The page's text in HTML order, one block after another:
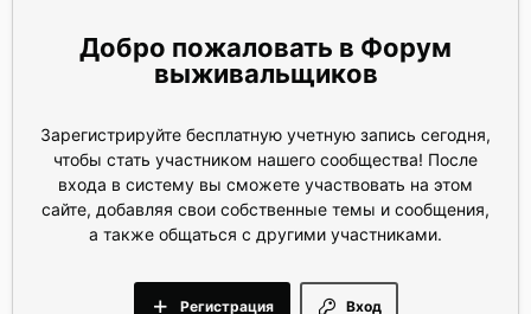
Форум
выживальщиков
Зарегистрируйте бесплатную учетную запись сегодня,
чтобы стать участником нашего сообщества! После
входа в систему вы сможете участвовать на этом
сайте, добавляя свои собственные темы и сообщения,
а также общаться с другими участниками.
Вход
Регистрация